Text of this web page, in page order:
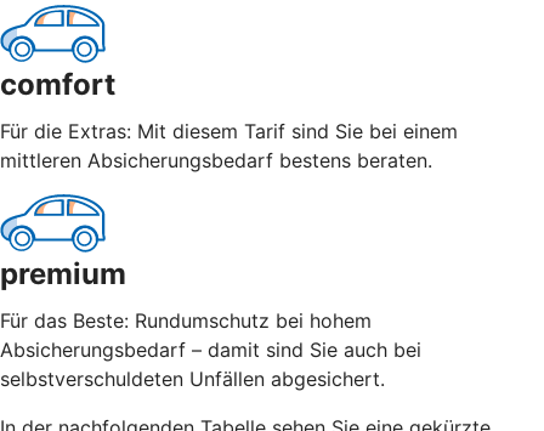
comfort
Für die Extras: Mit diesem Tarif sind Sie bei einem
mittleren Absicherungsbedarf bestens beraten.
premium
Für das Beste: Rundumschutz bei hohem
Absicherungsbedarf – damit sind Sie auch bei
selbstverschuldeten Unfällen abgesichert.